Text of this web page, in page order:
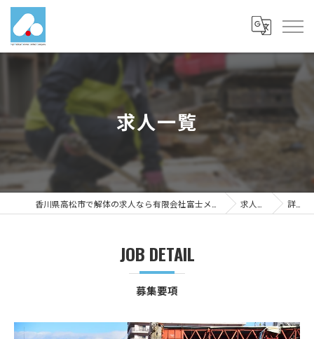
求人一覧
求人一覧 詳細
募集要項
JOB DETAIL